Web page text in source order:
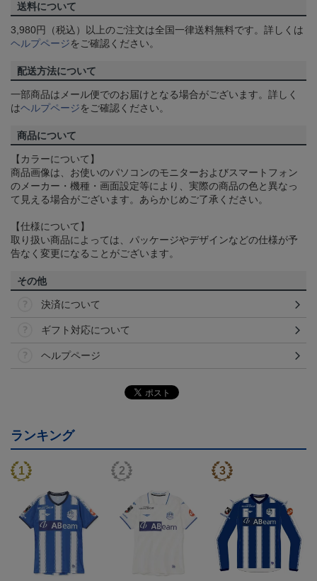
送料について
3,980円（税込）以上のご注文は全国一律送料無料です。詳しくは
ヘルプページをご確認ください。
配送方法について
一部商品はメール便でのお届けとなる場合がございます。詳しく
はヘルプページをご確認ください。
商品について
【カラーについて】
商品画像は、お使いのパソコンのモニターおよびスマートフォン
のメーカー・機種・画面設定等により、実際の商品の色と異なっ
て見える場合がございます。あらかじめご了承ください。
【仕様について】
取り扱い商品によっては、パッケージやデザインなどの仕様が予
告なく変更になることがございます。
その他
決済について
ギフト対応について
ヘルプページ
ランキング